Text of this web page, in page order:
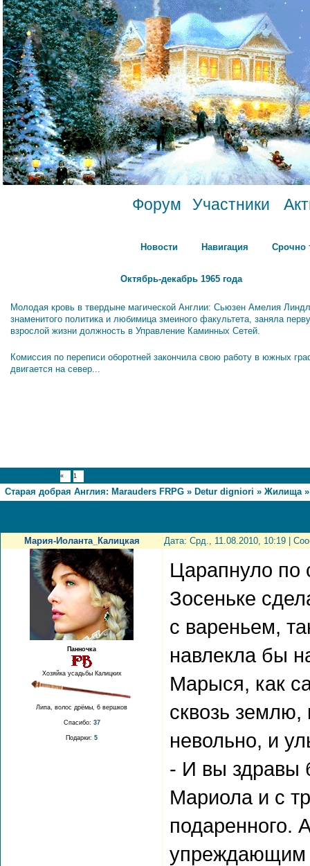
Форум Участники
Новости Навигация Срочно
Октябрь-декабрь 1965 года
Молодая кровь в твердыне магической Англии: Сьюзен Амелия
знаменитого политика и любимица змеиного факультета, заняла
взрослой жизни должность в Управление Каминных Сетей.
Комиссия по переписи оборотней закончила свою работу в южных
двигается на север...
« 1
Старая добрая Англия: Marauders FRPG » Detur digniori » Жилища »
Мария-Иоланта_Калицкая Дата: Срд., 11.08.2010, 10:19 |
Панночка
Хозяйка усадьбы Калицких
Липа, волос дрёмы, 6 вершков
Спасибо: 37
Подарки: 5
Царапнуло по
Зосеньке
с вареньем,
навлекла бы
Марыся, как
сквозь землю,
невольно, и
- И вы здравы
Мариола и с
подаренного.
упреждающим